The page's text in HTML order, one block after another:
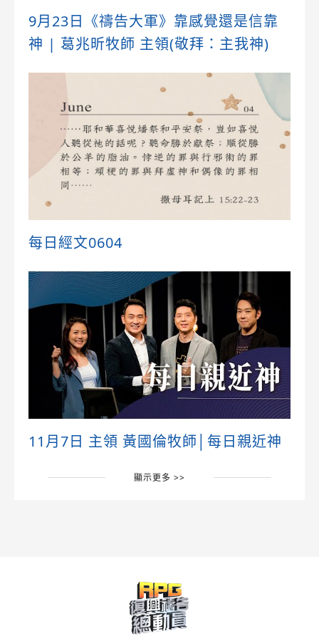
9月23日《禱告大軍》靠感覺還是信靠
神 | 葛兆昕牧師 主領(敬拜：主我神)
每日經文0604
11月7日 主領 黃國倫牧師│每日親近神
顯示更多 >>